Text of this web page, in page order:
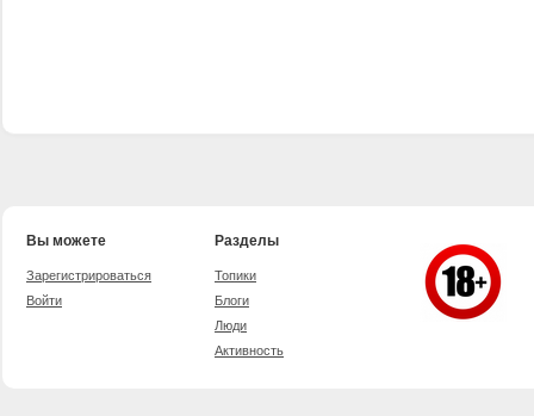
Вы можете
Зарегистрироваться
Войти
Разделы
Топики
Блоги
Люди
Активность